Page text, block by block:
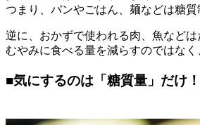
つまり、パンやごはん、麺などは糖
逆に、おかずで使われる肉、魚など
むやみに食べる量を減らすのではな
■気にするのは「糖質量」だけ